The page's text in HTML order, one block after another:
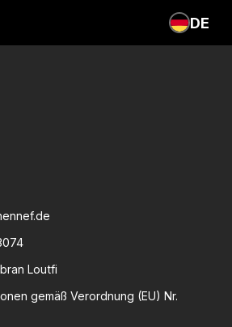
DE
Loutfi
gemäß Verordnung (EU) Nr.